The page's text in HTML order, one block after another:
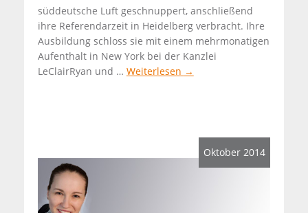
süddeutsche Luft geschnuppert, anschließend
ihre Referendarzeit in Heidelberg verbracht. Ihre
Ausbildung schloss sie mit einem mehrmonatigen
Aufenthalt in New York bei der Kanzlei
LeClairRyan und … Weiterlesen →
Oktober 2014